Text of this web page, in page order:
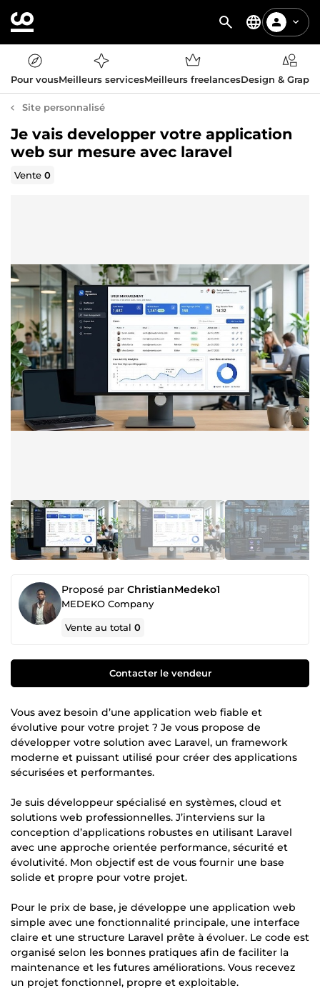
Pour vousMeilleurs servicesMeilleurs freelancesDesign &
Site personnalisé
Je vais developper votre application
web sur mesure avec laravel
Vente0
Proposé par ChristianMedeko1
MEDEKO Company
Vente au total0
Contacter le vendeur
Vous avez besoin d’une application web fiable et
évolutive pour votre projet ? Je vous propose de
développer votre solution avec Laravel, un framework
moderne et puissant utilisé pour créer des applications
sécurisées et performantes.
Je suis développeur spécialisé en systèmes, cloud et
solutions web professionnelles. J’interviens sur la
conception d’applications robustes en utilisant Laravel
avec une approche orientée performance, sécurité et
évolutivité. Mon objectif est de vous fournir une base
solide et propre pour votre projet.
Pour le prix de base, je développe une application web
simple avec une fonctionnalité principale, une interface
claire et une structure Laravel prête à évoluer. Le code est
organisé selon les bonnes pratiques afin de faciliter la
maintenance et les futures améliorations. Vous recevez
un projet fonctionnel, propre et exploitable.